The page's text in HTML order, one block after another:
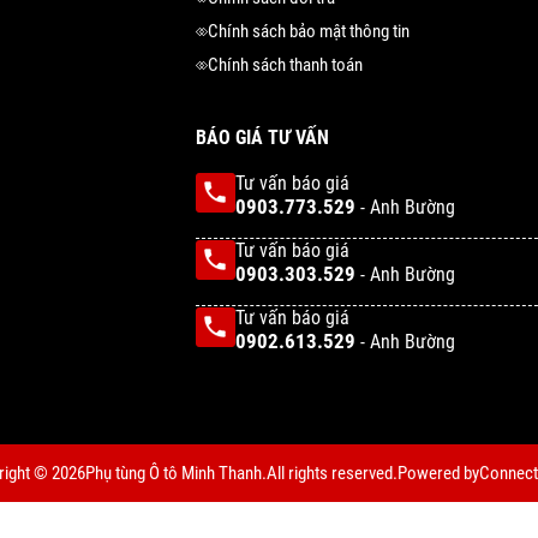
Chính sách bảo mật thông tin
Chính sách thanh toán
BÁO GIÁ TƯ VẤN
Tư vấn báo giá
0903.773.529 - Anh Bường
Tư vấn báo giá
0903.303.529 - Anh Bường
Tư vấn báo giá
0902.613.529 - Anh Bường
© 2026Phụ tùng Ô tô Minh Thanh.All rights reserved.Powered by